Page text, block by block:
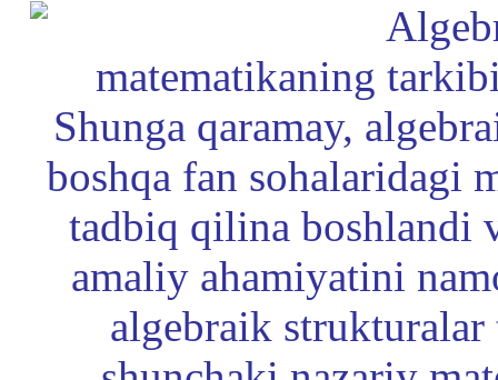
matematikaning
Shunga qaramay,
boshqa fan sohalaridagi
tadbiq qilina boshlandi
amaliy ahamiyatini
algebraik